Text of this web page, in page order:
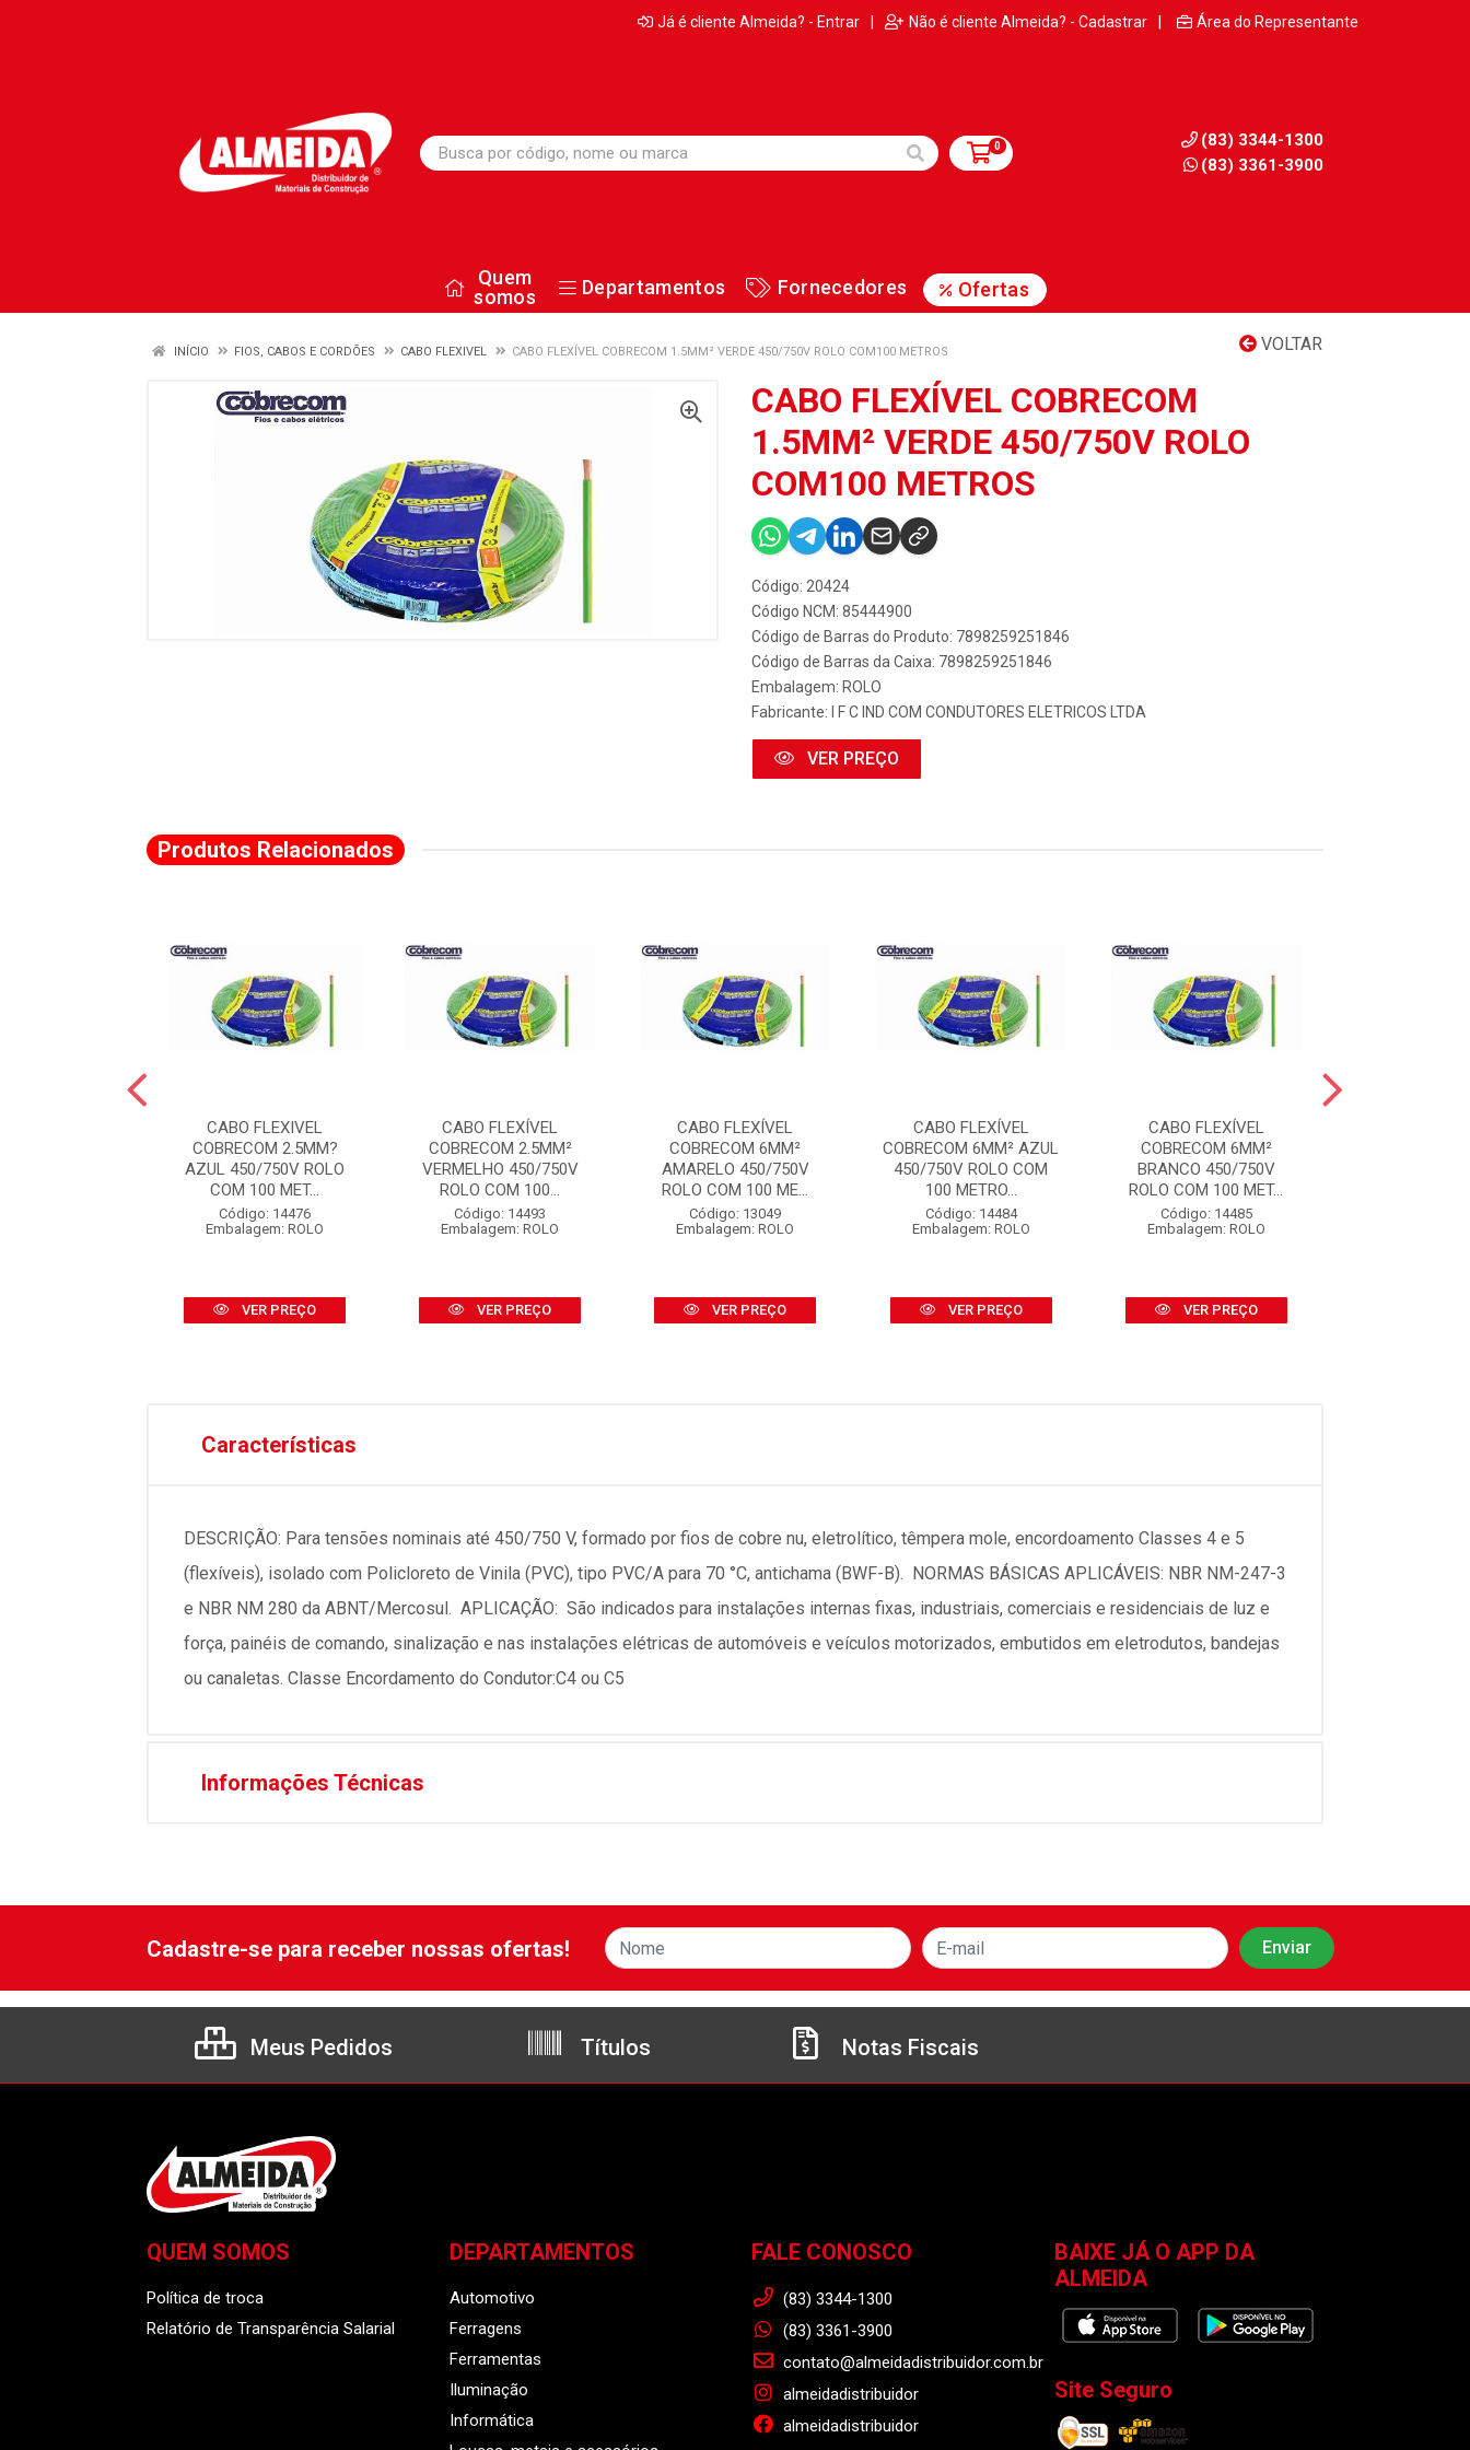
Já é cliente Almeida? - Entrar | Não é cliente Almeida? - Cadastrar | Área do Representante
0
(83) 3344-1300
(83) 3361-3900
Quem
somos
Departamentos Fornecedores Ofertas
VOLTAR
INÍCIO FIOS, CABOS E CORDÕES CABO FLEXIVEL CABO FLEXÍVEL COBRECOM 1.5MM² VERDE 450/750V ROLO COM100 METROS
CABO FLEXÍVEL COBRECOM
1.5MM² VERDE 450/750V ROLO
COM100 METROS
Código: 20424
Código NCM: 85444900
Código de Barras do Produto: 7898259251846
Código de Barras da Caixa: 7898259251846
Embalagem: ROLO
Fabricante:
I F C IND COM CONDUTORES ELETRICOS LTDA
VER PREÇO
Produtos Relacionados
CABO FLEXIVEL
COBRECOM 2.5MM?
AZUL 450/750V ROLO
COM 100 MET...
Código: 14476
Embalagem: ROLO
VER PREÇO
CABO FLEXÍVEL
COBRECOM 2.5MM²
VERMELHO 450/750V
ROLO COM 100...
Código: 14493
Embalagem: ROLO
VER PREÇO
CABO FLEXÍVEL
COBRECOM 6MM²
AMARELO 450/750V
ROLO COM 100 ME...
Código: 13049
Embalagem: ROLO
VER PREÇO
CABO FLEXÍVEL
COBRECOM 6MM² AZUL
450/750V ROLO COM
100 METRO...
Código: 14484
Embalagem: ROLO
VER PREÇO
CABO FLEXÍVEL
COBRECOM 6MM²
BRANCO 450/750V
ROLO COM 100 MET...
Código: 14485
Embalagem: ROLO
VER PREÇO
Características
DESCRIÇÃO: Para tensões nominais até 450/750 V, formado por fios de cobre nu, eletrolítico, têmpera mole, encordoamento Classes 4 e 5
(flexíveis), isolado com Policloreto de Vinila (PVC), tipo PVC/A para 70 °C, antichama (BWF-B). NORMAS BÁSICAS APLICÁVEIS: NBR NM-247-3
e NBR NM 280 da ABNT/Mercosul. APLICAÇÃO: São indicados para instalações internas fixas, industriais, comerciais e residenciais de luz e
força, painéis de comando, sinalização e nas instalações elétricas de automóveis e veículos motorizados, embutidos em eletrodutos, bandejas
ou canaletas. Classe Encordamento do Condutor:C4 ou C5
Informações Técnicas
Cadastre-se para receber nossas ofertas!
Meus Pedidos Títulos Notas Fiscais
QUEM SOMOS
Política de troca
Relatório de Transparência Salarial
DEPARTAMENTOS
Automotivo
Ferragens
Ferramentas
Iluminação
Informática
FALE CONOSCO
(83) 3344-1300
(83) 3361-3900
contato@almeidadistribuidor.com.br
almeidadistribuidor
almeidadistribuidor
BAIXE JÁ O APP DA
ALMEIDA
Site Seguro